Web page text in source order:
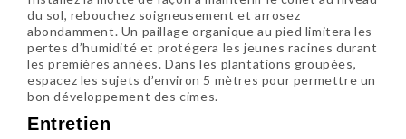
du sol, rebouchez soigneusement et arrosez
abondamment. Un paillage organique au pied limitera les
pertes d’humidité et protégera les jeunes racines durant
les premières années. Dans les plantations groupées,
espacez les sujets d’environ 5 mètres pour permettre un
bon développement des cimes.
Entretien